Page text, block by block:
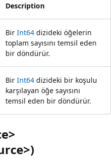
Description
Bir Int64 dizideki öğelerin
toplam sayısını temsil eden
bir döndürür.
Bir Int64 dizideki bir koşulu
karşılayan öğe sayısını
temsil eden bir döndürür.